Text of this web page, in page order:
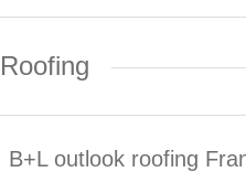
Roofing
B+L outlook roofing